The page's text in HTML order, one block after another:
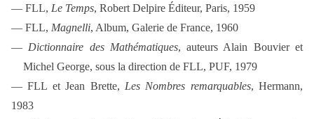
— FLL, Le Temps, Robert Delpire Éditeur, Paris, 1959
— FLL, Magnelli, Album, Galerie de France, 1960
— Dictionnaire des Mathématiques, auteurs Alain Bouvier et
Michel George, sous la direction de FLL, PUF, 1979
— FLL et Jean Brette, Les Nombres remarquables, Hermann,
1983